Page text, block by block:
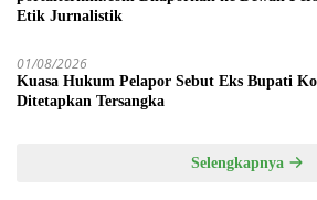
Etik Jurnalistik
01/08/2026
Kuasa Hukum Pelapor Sebut Eks Bupati
Ditetapkan Tersangka
Selengkapnya